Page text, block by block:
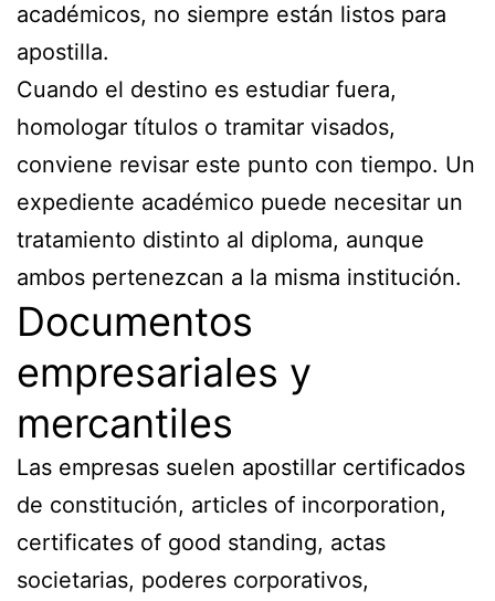
académicos, no siempre están listos para
apostilla.
Cuando el destino es estudiar fuera,
homologar títulos o tramitar visados,
conviene revisar este punto con tiempo. Un
expediente académico puede necesitar un
tratamiento distinto al diploma, aunque
ambos pertenezcan a la misma institución.
Documentos
empresariales y
mercantiles
Las empresas suelen apostillar certificados
de constitución, articles of incorporation,
certificates of good standing, actas
societarias, poderes corporativos,